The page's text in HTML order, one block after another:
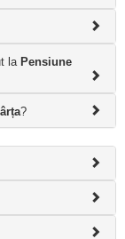
la Pensiune
?